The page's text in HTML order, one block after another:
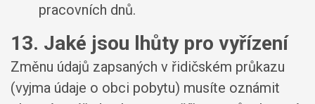
pracovních dnů.
13. Jaké jsou lhůty pro vyřízení
Změnu údajů zapsaných v řidičském průkazu
(vyjma údaje o obci pobytu) musíte oznámit